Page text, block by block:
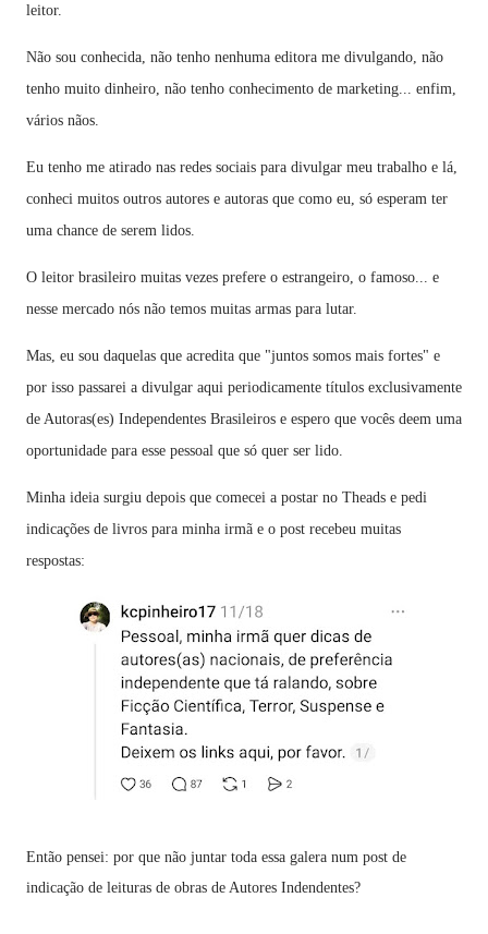
leitor.
Não sou conhecida, não tenho nenhuma editora me divulgando, não
tenho muito dinheiro, não tenho conhecimento de marketing... enfim,
vários nãos.
Eu tenho me atirado nas redes sociais para divulgar meu trabalho e lá,
conheci muitos outros autores e autoras que como eu, só esperam ter
uma chance de serem lidos.
O leitor brasileiro muitas vezes prefere o estrangeiro, o famoso... e
nesse mercado nós não temos muitas armas para lutar.
Mas, eu sou daquelas que acredita que "juntos somos mais fortes" e
por isso passarei a divulgar aqui periodicamente títulos exclusivamente
de Autoras(es) Independentes Brasileiros e espero que vocês deem uma
oportunidade para esse pessoal que só quer ser lido.
Minha ideia surgiu depois que comecei a postar no Theads e pedi
indicações de livros para minha irmã e o post recebeu muitas
respostas:
Então pensei: por que não juntar toda essa galera num post de
indicação de leituras de obras de Autores Indendentes?